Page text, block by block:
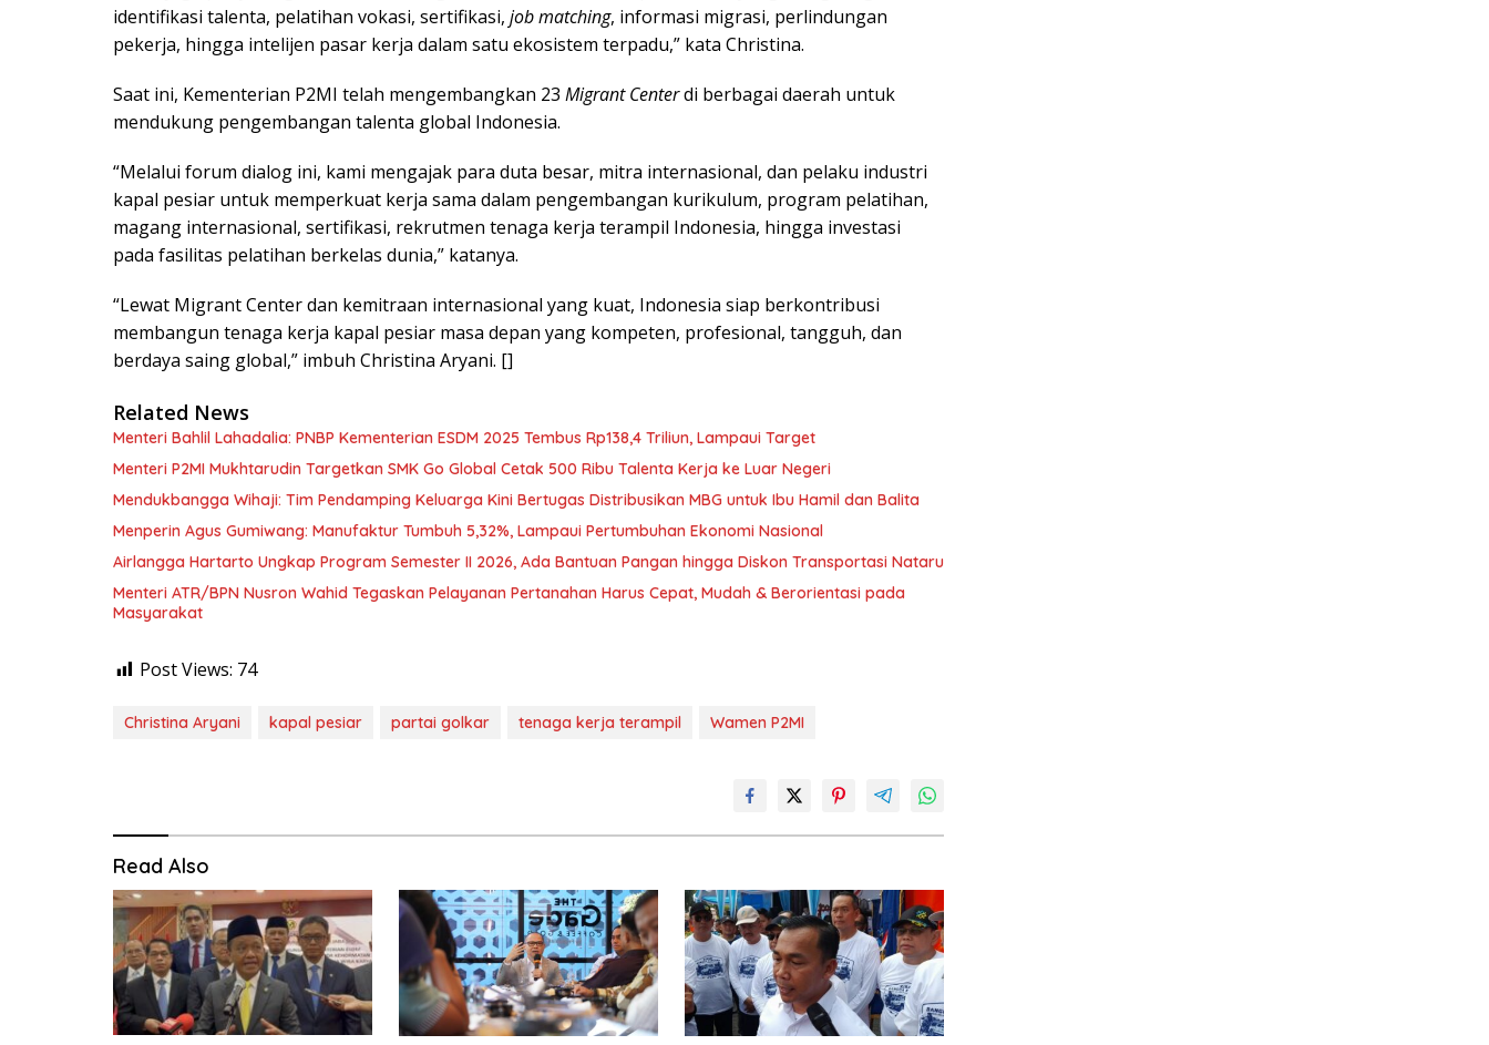
identifikasi talenta, pelatihan vokasi, sertifikasi, job matching, informasi migrasi, perlindungan
pekerja, hingga intelijen pasar kerja dalam satu ekosistem terpadu,” kata Christina.
Saat ini, Kementerian P2MI telah mengembangkan 23 Migrant Centerdi berbagai daerah untuk
mendukung pengembangan talenta global Indonesia.
“Melalui forum dialog ini, kami mengajak para duta besar, mitra internasional, dan pelaku industri
kapal pesiar untuk memperkuat kerja sama dalam pengembangan kurikulum, program pelatihan,
magang internasional, sertifikasi, rekrutmen tenaga kerja terampil Indonesia, hingga investasi
pada fasilitas pelatihan berkelas dunia,” katanya.
“Lewat Migrant Center dan kemitraan internasional yang kuat, Indonesia siap berkontribusi
membangun tenaga kerja kapal pesiar masa depan yang kompeten, profesional, tangguh, dan
berdaya saing global,” imbuh Christina Aryani. []
Related News
Menteri Bahlil Lahadalia: PNBP Kementerian ESDM 2025 Tembus Rp138,4 Triliun, Lampaui Target
Menteri P2MI Mukhtarudin Targetkan SMK Go Global Cetak 500 Ribu Talenta Kerja ke Luar Negeri
Mendukbangga Wihaji: Tim Pendamping Keluarga Kini Bertugas Distribusikan MBG untuk Ibu Hamil dan Balita
Menperin Agus Gumiwang: Manufaktur Tumbuh 5,32%, Lampaui Pertumbuhan Ekonomi Nasional
Airlangga Hartarto Ungkap Program Semester II 2026, Ada Bantuan Pangan hingga Diskon Transportasi Nataru
Menteri ATR/BPN Nusron Wahid Tegaskan Pelayanan Pertanahan Harus Cepat, Mudah & Berorientasi pada
Masyarakat
Post Views: 74
Christina Aryani kapal pesiar partai golkar tenaga kerja terampil Wamen P2MI
Read Also